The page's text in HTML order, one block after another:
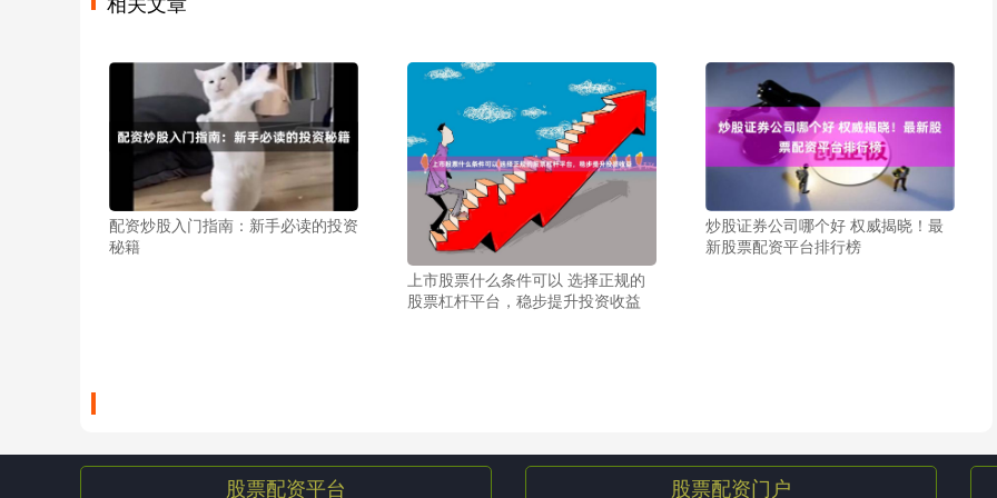
配资炒股入门指南：新手必读的投资
秘籍
上市股票什么条件可以 选择正规的
股票杠杆平台，稳步提升投资收益
炒股证券公司哪个好 权威揭晓！最
新股票配资平台排行榜
股票配资平台 股票配资门户